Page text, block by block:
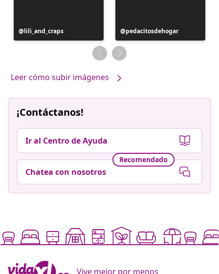
Publicación
realizada
lili_and_craps
Publicación
realizada
por
pedacitosdehogar
Leer cómo subir imágenes
¡Contáctanos!
Ir al Centro de Ayuda
Recomendado
Chatea con nosotros
Vive mejor por menos